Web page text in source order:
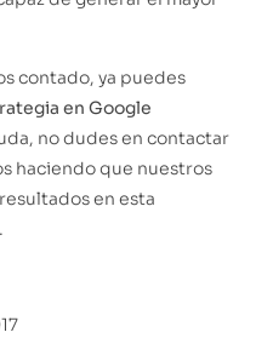
contado, ya puedes
en Google
no dudes en contactar
haciendo que nuestros
en esta